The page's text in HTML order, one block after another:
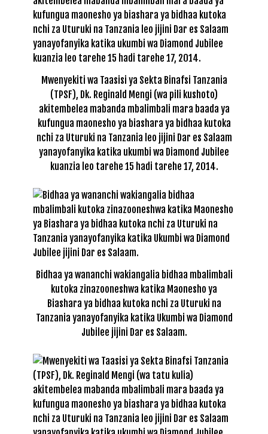
Mwenyekiti wa Taasisi ya Sekta Binafsi Tanzania
(TPSF), Dk. Reginald Mengi (wa pili kushoto)
akitembelea mabanda mbalimbali mara baada ya
kufungua maonesho ya biashara ya bidhaa kutoka
nchi za Uturuki na Tanzania leo jijini Dar es Salaam
yanayofanyika katika ukumbi wa Diamond Jubilee
kuanzia leo tarehe 15 hadi tarehe 17, 2014.
Bidhaa ya wananchi wakiangalia bidhaa mbalimbali
kutoka zinazooneshwa katika Maonesho ya
Biashara ya bidhaa kutoka nchi za Uturuki na
Tanzania yanayofanyika katika Ukumbi wa Diamond
Jubilee jijini Dar es Salaam.